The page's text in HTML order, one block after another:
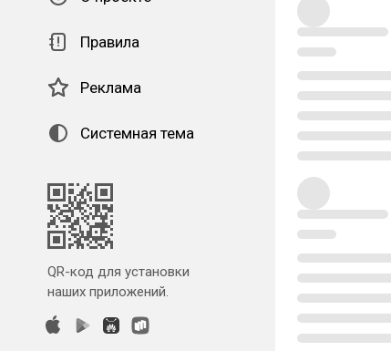
Правила
Реклама
Системная тема
QR-код для установки
наших приложений.